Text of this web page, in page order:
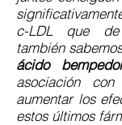
c-LDL que de
también
ácido
asociación
aumentar los
estos últimos